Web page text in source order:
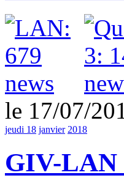
le 17/07/
jeudi 18 janvier 2018
GIV-LAN